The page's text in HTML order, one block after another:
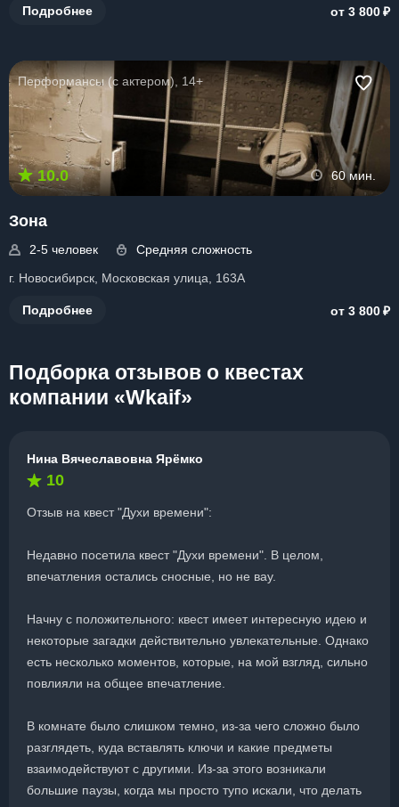
Подробнее от 3 800₽
Перформансы (с актером), 14+
10.0 60 мин.
Зона
2-5 человек
Средняя сложность
г. Новосибирск, Московская улица, 163А
Подробнее от 3 800₽
Подборка отзывов о квестах
компании «Wkaif»
Нина Вячеславовна Ярёмко
10
Отзыв на квест "Духи времени":
Недавно посетила квест "Духи времени". В целом,
впечатления остались сносные, но не вау.
Начну с положительного: квест имеет интересную идею и
некоторые загадки действительно увлекательные. Однако
есть несколько моментов, которые, на мой взгляд, сильно
повлияли на общее впечатление.
В комнате было слишком темно, из-за чего сложно было
разглядеть, куда вставлять ключи и какие предметы
взаимодействуют с другими. Из-за этого возникали
большие паузы, когда мы просто тупо искали, что делать